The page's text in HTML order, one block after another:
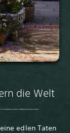
die Welt
edlen Taten